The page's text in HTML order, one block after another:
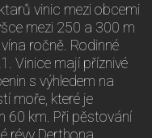
vinic mezi obcemi
mezi 250 a 300 m
ročně. Rodinné
Vinice mají příznivé
s výhledem na
moře, které je
60 km. Při pěstování
révy Derthona